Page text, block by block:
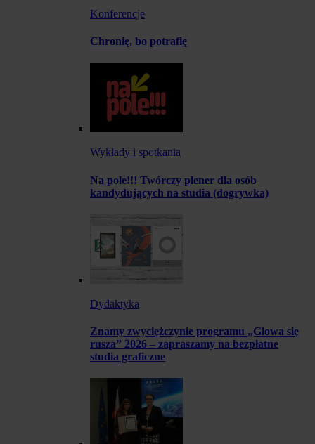
Konferencje
Chronię, bo potrafię
Wykłady i spotkania
Na pole!!! Twórczy plener dla osób
kandydujących na studia (dogrywka)
Dydaktyka
Znamy zwyciężczynie programu „Głowa się
rusza” 2026 – zapraszamy na bezpłatne
studia graficzne